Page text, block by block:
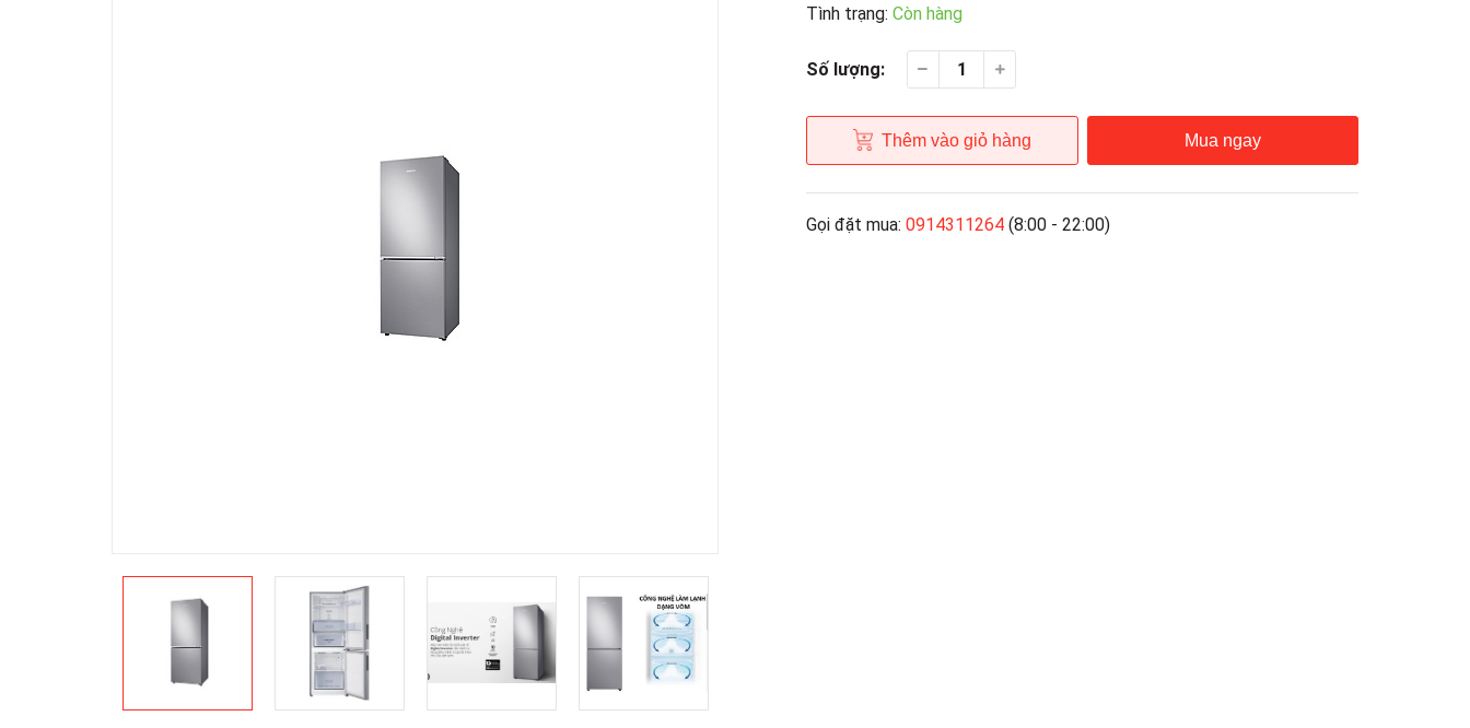
Tình trạng: Còn hàng
Số lượng:
Thêm vào giỏ hàng Mua ngay
Gọi đặt mua: 0914311264 (8:00 - 22:00)